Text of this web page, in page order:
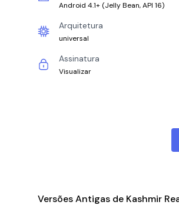
Android 4.1+ (Jelly Bean, API 16)
Arquitetura
universal
Assinatura
Visualizar
Versões Antigas de Kashmir